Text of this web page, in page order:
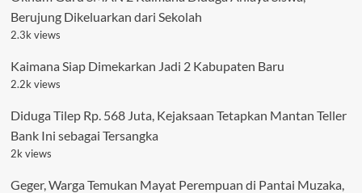
Berujung Dikeluarkan dari Sekolah
2.3k views
Kaimana Siap Dimekarkan Jadi 2 Kabupaten Baru
2.2k views
Diduga Tilep Rp. 568 Juta, Kejaksaan Tetapkan Mantan Teller
Bank Ini sebagai Tersangka
2k views
Geger, Warga Temukan Mayat Perempuan di Pantai Muzaka,